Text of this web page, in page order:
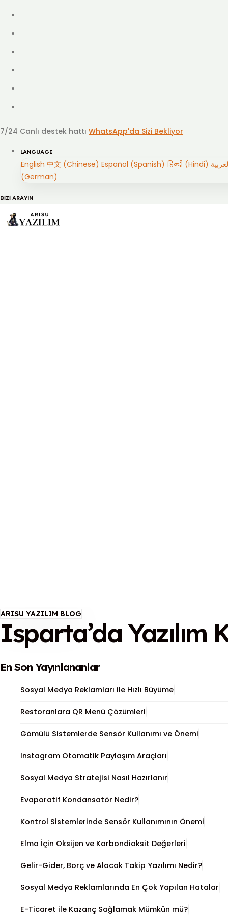
7/24 Canlı destek hattı WhatsApp'da Sizi Bekliyor
LANGUAGE
English 中文 (Chinese) Español (Spanish) हिन्दी (Hindi)
(German)
BİZİ ARAYIN
ARISU YAZILIM BLOG
Isparta’da Yazılım
En Son Yayınlananlar
Sosyal Medya Reklamları ile Hızlı Büyüme
Restoranlara QR Menü Çözümleri
Gömülü Sistemlerde Sensör Kullanımı ve Önemi
Instagram Otomatik Paylaşım Araçları
Sosyal Medya Stratejisi Nasıl Hazırlanır
Evaporatif Kondansatör Nedir?
Kontrol Sistemlerinde Sensör Kullanımının Önemi
Elma İçin Oksijen ve Karbondioksit Değerleri
Gelir-Gider, Borç ve Alacak Takip Yazılımı Nedir?
Sosyal Medya Reklamlarında En Çok Yapılan Hatalar
E-Ticaret ile Kazanç Sağlamak Mümkün mü?